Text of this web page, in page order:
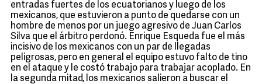
entradas fuertes de los ecuatorianos y luego de los
mexicanos, que estuvieron a punto de quedarse con un
hombre de menos por un juego agresivo de Juan Carlos
Silva que el árbitro perdonó. Enrique Esqueda fue el más
incisivo de los mexicanos con un par de llegadas
peligrosas, pero en general el equipo estuvo falto de tino
en el ataque y le costó trabajo para trabajar acoplado. En
la segunda mitad, los mexicanos salieron a buscar el